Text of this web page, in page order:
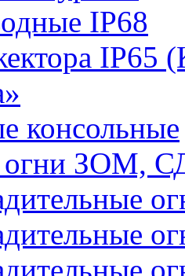
IP68
IP65
консольные
огни ЗОМ,